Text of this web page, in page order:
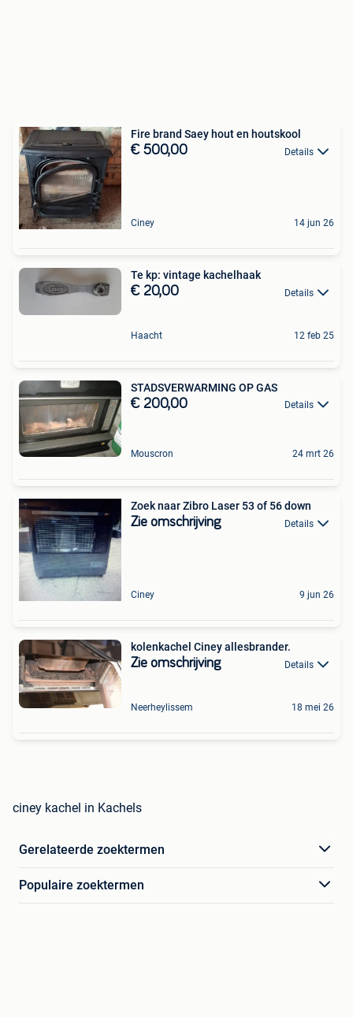
Fire brand Saey hout en houtskool
€ 500,00 Details
Ciney 14 jun 26
Te kp: vintage kachelhaak
€ 20,00 Details
Haacht 12 feb 25
STADSVERWARMING OP GAS
€ 200,00 Details
Mouscron 24 mrt 26
Zoek naar Zibro Laser 53 of 56 down
Zie omschrijving Details
Ciney 9 jun 26
kolenkachel Ciney allesbrander.
Zie omschrijving Details
Neerheylissem 18 mei 26
ciney kachel in Kachels
Gerelateerde zoektermen
Populaire zoektermen